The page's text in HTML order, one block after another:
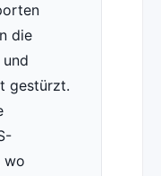
die
gestürzt.
wo